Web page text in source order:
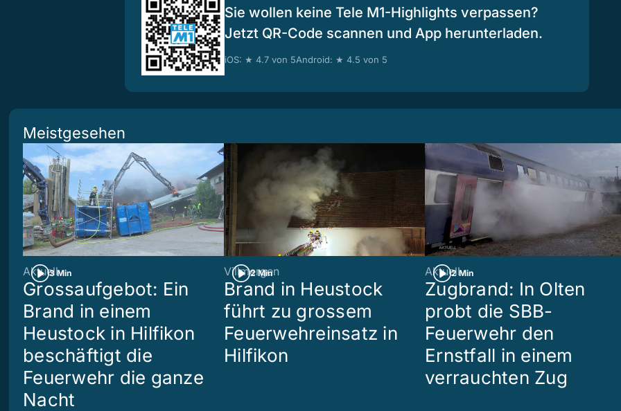
Sie wollen keine Tele M1-Highlights verpassen?
Jetzt QR-Code scannen und App herunterladen.
iOS: ★ 4.7 von 5Android: ★ 4.5 von 5
Meistgesehen
3 Min
Aktuell
Grossaufgebot: Ein
Brand in einem
Heustock in Hilfikon
beschäftigt die
Feuerwehr die ganze
Nacht
2 Min
Villmergen
Brand in Heustock
führt zu grossem
Feuerwehreinsatz in
Hilfikon
2 Min
Aktuell
Zugbrand: In Olten
probt die SBB-
Feuerwehr den
Ernstfall in einem
verrauchten Zug